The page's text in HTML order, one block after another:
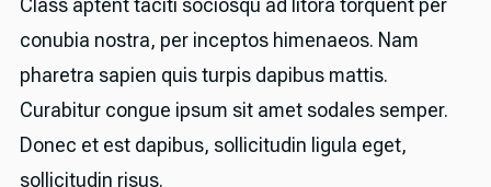
Class aptent taciti sociosqu ad litora torquent per
conubia nostra, per inceptos himenaeos. Nam
pharetra sapien quis turpis dapibus mattis.
Curabitur congue ipsum sit amet sodales semper.
Donec et est dapibus, sollicitudin ligula eget,
sollicitudin risus.